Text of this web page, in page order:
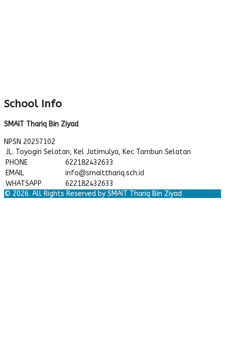
School Info
SMAIT Thariq Bin Ziyad
NPSN 20257102
JL. Toyogiri Selatan, Kel Jatimulya, Kec Tambun Selatan
PHONE
622182432633
EMAIL
info@smaitthariq.sch.id
WHATSAPP
622182432633
© 2026. All Rights Reserved by SMAIT Thariq Bin Ziyad